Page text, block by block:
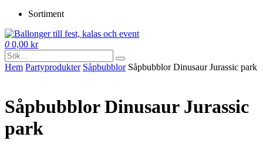
Sortiment
0 0,00 kr
Hem Party­­produkter Såpbubblor Såpbubblor Dinusaur Jurassic park
Såpbubblor Dinusaur Jurassic
park